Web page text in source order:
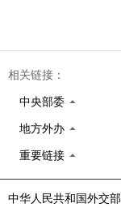
相关链接：
中央部委
地方外办
重要链接
中华人民共和国外交